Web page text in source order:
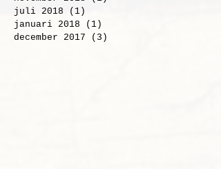
januari 2019
november 2018
(1)
juli 2018
(1) 1 post